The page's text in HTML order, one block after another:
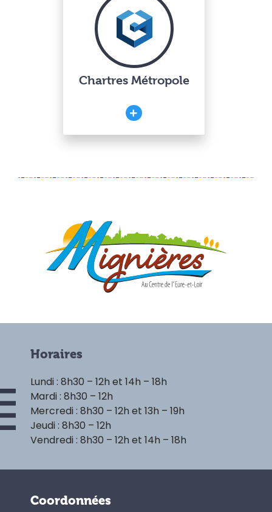
Chartres Métropole
Horaires
Lundi : 8h30 – 12h et 14h – 18h
Mardi : 8h30 – 12h
Mercredi : 8h30 – 12h et 13h – 19h
Jeudi : 8h30 – 12h
Vendredi : 8h30 – 12h et 14h – 18h
Coordonnées